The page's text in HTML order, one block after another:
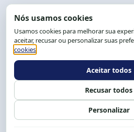
End.: R. da Graça, 150.
CEP: 40.150-055
Salvador-BA, Brasil.
Tel.: (71) 2104-5457, Cel.: (71) 9
Expediente: 8h às 12h e
Siga nossas redes